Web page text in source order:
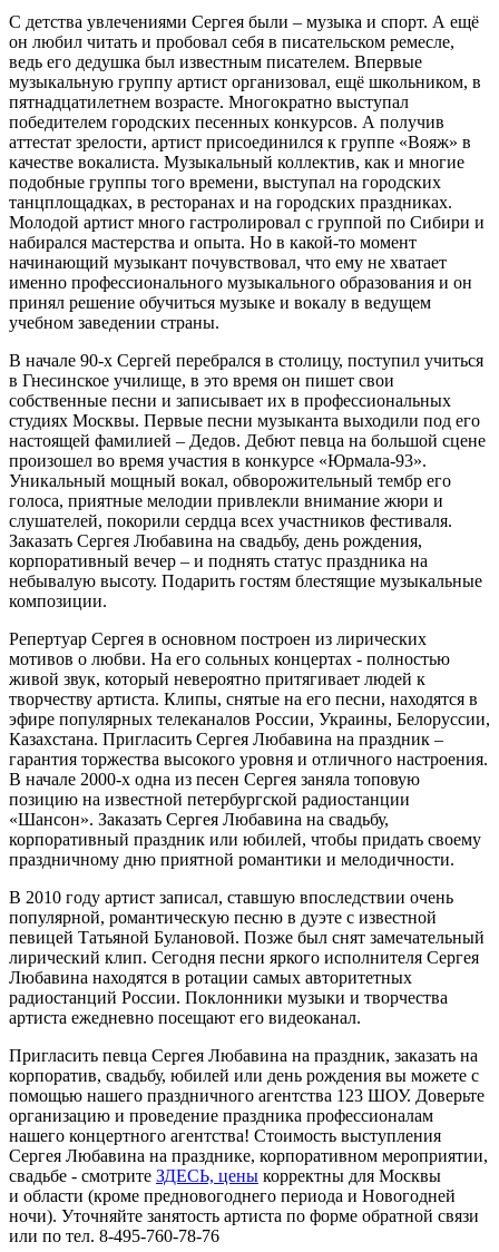
С детства увлечениями Сергея были – музыка и спорт. А ещё
он любил читать и пробовал себя в писательском ремесле,
ведь его дедушка был известным писателем. Впервые
музыкальную группу артист организовал, ещё школьником, в
пятнадцатилетнем возрасте. Многократно выступал
победителем городских песенных конкурсов. А получив
аттестат зрелости, артист присоединился к группе «Вояж» в
качестве вокалиста. Музыкальный коллектив, как и многие
подобные группы того времени, выступал на городских
танцплощадках, в ресторанах и на городских праздниках.
Молодой артист много гастролировал с группой по Сибири и
набирался мастерства и опыта. Но в какой-то момент
начинающий музыкант почувствовал, что ему не хватает
именно профессионального музыкального образования и он
принял решение обучиться музыке и вокалу в ведущем
учебном заведении страны.
В начале 90-х Сергей перебрался в столицу, поступил учиться
в Гнесинское училище, в это время он пишет свои
собственные песни и записывает их в профессиональных
студиях Москвы. Первые песни музыканта выходили под его
настоящей фамилией – Дедов. Дебют певца на большой сцене
произошел во время участия в конкурсе «Юрмала-93».
Уникальный мощный вокал, обворожительный тембр его
голоса, приятные мелодии привлекли внимание жюри и
слушателей, покорили сердца всех участников фестиваля.
Заказать Сергея Любавина на свадьбу, день рождения,
корпоративный вечер – и поднять статус праздника на
небывалую высоту. Подарить гостям блестящие музыкальные
композиции.
Репертуар Сергея в основном построен из лирических
мотивов о любви. На его сольных концертах - полностью
живой звук, который невероятно притягивает людей к
творчеству артиста. Клипы, снятые на его песни, находятся в
эфире популярных телеканалов России, Украины, Белоруссии,
Казахстана. Пригласить Сергея Любавина на праздник –
гарантия торжества высокого уровня и отличного настроения.
В начале 2000-х одна из песен Сергея заняла топовую
позицию на известной петербургской радиостанции
«Шансон». Заказать Сергея Любавина на свадьбу,
корпоративный праздник или юбилей, чтобы придать своему
праздничному дню приятной романтики и мелодичности.
В 2010 году артист записал, ставшую впоследствии очень
популярной, романтическую песню в дуэте с известной
певицей Татьяной Булановой. Позже был снят замечательный
лирический клип. Сегодня песни яркого исполнителя Сергея
Любавина находятся в ротации самых авторитетных
радиостанций России. Поклонники музыки и творчества
артиста ежедневно посещают его видеоканал.
Пригласить певца Сергея Любавина на праздник, заказать на
корпоратив, свадьбу, юбилей или день рождения вы можете с
помощью нашего праздничного агентства 123 ШОУ. Доверьте
организацию и проведение праздника профессионалам
нашего концертного агентства! Стоимость выступления
Сергея Любавина на празднике, корпоративном мероприятии,
свадьбе - смотрите ЗДЕСЬ, цены корректны для Москвы
и области (кроме предновогоднего периода и Новогодней
ночи). Уточняйте занятость артиста по форме обратной связи
или по тел. 8-495-760-78-76